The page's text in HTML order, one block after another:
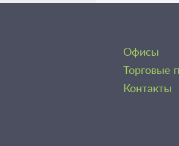
Офисы
Торговые
Контакты